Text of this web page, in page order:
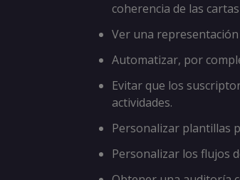
coherencia de las
Ver una
Automatizar, por
Evitar que los
actividades.
Personalizar plantillas
Personalizar los flujos